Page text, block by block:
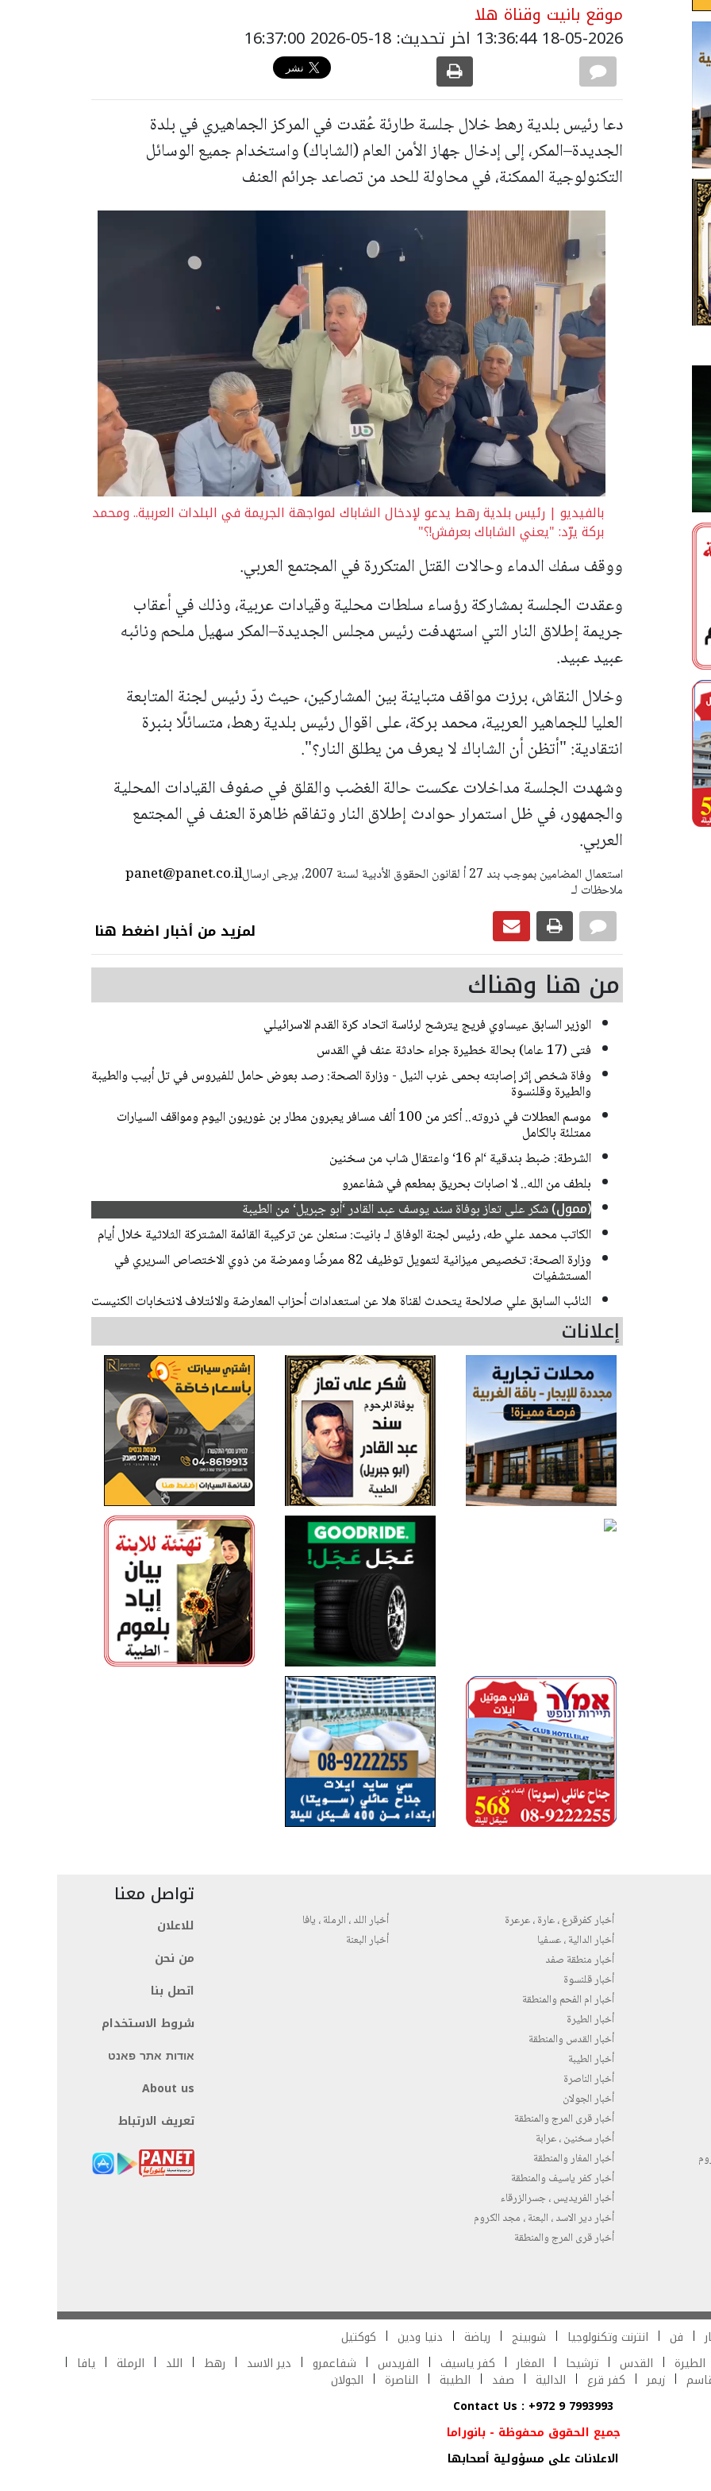
موقع بانيت وقناة هلا
18-05-2026 13:36:44 اخر تحديث: 18-05-2026 16:37:00
دعا رئيس بلدية رهط خلال جلسة طارئة عُقدت في المركز الجماهيري في بلدة
الجديدة–المكر، إلى إدخال جهاز الأمن العام (الشاباك) واستخدام جميع الوسائل
التكنولوجية الممكنة، في محاولة للحد من تصاعد جرائم العنف
بالفيديو | رئيس بلدية رهط يدعو لإدخال الشاباك لمواجهة الجريمة في البلدات العربية.. ومحمد
بركة يرّد: "يعني الشاباك بعرفش!؟"
ووقف سفك الدماء وحالات القتل المتكررة في المجتمع العربي.
وعقدت الجلسة بمشاركة رؤساء سلطات محلية وقيادات عربية، وذلك في أعقاب
جريمة إطلاق النار التي استهدفت رئيس مجلس الجديدة–المكر سهيل ملحم ونائبه
عبيد عبيد.
وخلال النقاش، برزت مواقف متباينة بين المشاركين، حيث ردّ رئيس لجنة المتابعة
العليا للجماهير العربية، محمد بركة، على اقوال رئيس بلدية رهط، متسائلًا بنبرة
انتقادية: "أتظن أن الشاباك لا يعرف من يطلق النار؟".
وشهدت الجلسة مداخلات عكست حالة الغضب والقلق في صفوف القيادات المحلية
والجمهور، في ظل استمرار حوادث إطلاق النار وتفاقم ظاهرة العنف في المجتمع
العربي.
panet@panet.co.ilاستعمال المضامين بموجب بند 27 أ لقانون الحقوق الأدبية لسنة 2007، يرجى ارسال
ملاحظات لـ
لمزيد من أخبار اضغط هنا
من هنا وهناك
الوزير السابق عيساوي فريج يترشح لرئاسة اتحاد كرة القدم الاسرائيلي
فتى (17 عاما) بحالة خطيرة جراء حادثة عنف في القدس
وفاة شخص إثر إصابته بحمى غرب النيل - وزارة الصحة: رصد بعوض حامل للفيروس في تل أبيب والطيبة
والطيرة وقلنسوة
موسم العطلات في ذروته.. أكثر من 100 ألف مسافر يعبرون مطار بن غوريون اليوم ومواقف السيارات
ممتلئة بالكامل
الشرطة: ضبط بندقية ‘ام 16‘ واعتقال شاب من سخنين
بلطف من الله.. لا اصابات بحريق بمطعم في شفاعمرو
(ممول)شكر على تعاز بوفاة سند يوسف عبد القادر ‘أبو جبريل‘ من الطيبة
الكاتب محمد علي طه، رئيس لجنة الوفاق لـ بانيت: سنعلن عن تركيبة القائمة المشتركة الثلاثية خلال أيام
وزارة الصحة: تخصيص ميزانية لتمويل توظيف 82 ممرضًا وممرضة من ذوي الاختصاص السريري في
المستشفيات
النائب السابق علي صلالحة يتحدث لقناة هلا عن استعدادات أحزاب المعارضة والائتلاف لانتخابات الكنيست
إعلانات
أخبار كفرقرع ، عارة ، عرعرة
أخبار الدالية ، عسفيا
أخبار منطقة صفد
أخبار قلنسوة
أخبار ام الفحم والمنطقة
أخبار الطيرة
أخبار القدس والمنطقة
أخبار الطيبة
أخبار الناصرة
أخبار الجولان
أخبار قرى المرج والمنطقة
أخبار سخنين ، عرابة
أخبار المغار والمنطقة
أخبار كفر ياسيف والمنطقة
أخبار الفريديس ، جسرالزرقاء
أخبار دير الاسد ، البعنة ، مجد الكروم
أخبار قرى المرج والمنطقة
أخبار اللد ، الرملة ، يافا
أخبار البعنة
تواصل معنا
للاعلان
من نحن
اتصل بنا
شروط الاستخدام
אודות אתר פאנט
About us
تعريف الارتباط
فن انترنت وتكنولوجيا شوبينج رياضة دنيا ودين
كوكتيل
الطيرة القدس ترشيحا المغار كفر ياسيف الفريدس شفاعمرو دير الاسد رهط اللد الرملة يافا
زيمر كفر قرع الدالية صفد الطيبة الناصرة
الجولان
Contact Us : +972 9 7993993
جميع الحقوق محفوظة - بانوراما
الاعلانات على مسؤولية أصحابها